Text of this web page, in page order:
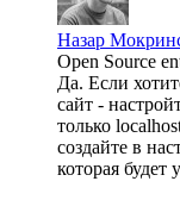
Назар
Open Source
Да. Если
сайт -
только
создайте в
которая будет